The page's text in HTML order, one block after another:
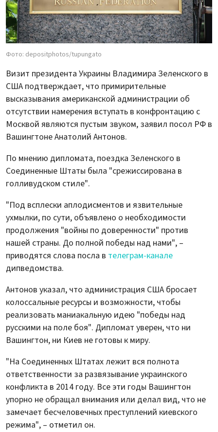
Фото: depositphotos/tupungato
Визит президента Украины Владимира Зеленского в
США подтверждает, что примирительные
высказывания американской администрации об
отсутствии намерения вступать в конфронтацию с
Москвой являются пустым звуком, заявил посол РФ в
Вашингтоне Анатолий Антонов.
По мнению дипломата, поездка Зеленского в
Соединенные Штаты была "срежиссирована в
голливудском стиле".
"Под всплески аплодисментов и язвительные
ухмылки, по сути, объявлено о необходимости
продолжения "войны по доверенности" против
нашей страны. До полной победы над нами", –
приводятся слова посла в телеграм-канале
дипведомства.
Антонов указал, что администрация США бросает
колоссальные ресурсы и возможности, чтобы
реализовать маниакальную идею "победы над
русскими на поле боя". Дипломат уверен, что ни
Вашингтон, ни Киев не готовы к миру.
"На Соединенных Штатах лежит вся полнота
ответственности за развязывание украинского
конфликта в 2014 году. Все эти годы Вашингтон
упорно не обращал внимания или делал вид, что не
замечает бесчеловечных преступлений киевского
режима", – отметил он.